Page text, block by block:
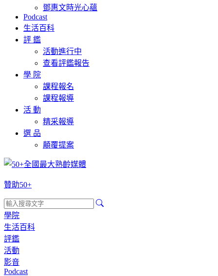
鄧惠文時光心蘊
Podcast
生活百科
評 鑑
活動進行中
查看評鑑報告
學 院
課程報名
課程報導
活 動
精采報導
選 品
顛覆提案
贊助50+
學院
生活百科
評鑑
活動
影音
Podcast